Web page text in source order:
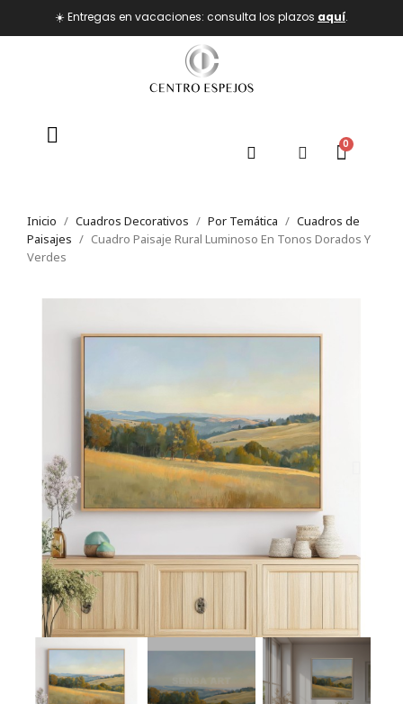
☀️ Entregas en vacaciones: consulta los plazos aquí.
Inicio Cuadros Decorativos Por Temática
Cuadros de
Paisajes
Cuadro Paisaje Rural Luminoso En Tonos Dorados Y
Verdes